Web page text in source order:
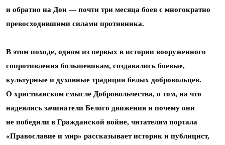
и обратно на Дон — почти три месяца боев с многократно
превосходившими силами противника.
В этом походе, одном из первых в истории вооруженного
сопротивления большевикам, создавались боевые,
культурные и духовные традиции белых добровольцев.
О христианском смысле Добровольчества, о том, на что
надеялись зачинатели Белого движения и почему они
не победили в Гражданской войне, читателям портала
«Православие и мир» рассказывает историк и публицист,